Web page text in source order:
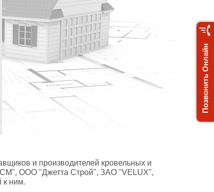
и производителей кровельных и
ООО "Джетта Строй", ЗАО "VELUX",
к ним.